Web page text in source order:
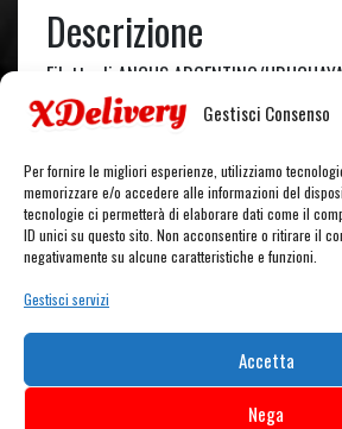
Gestisci Consenso
Per fornire le migliori esperienze, utilizziamo
memorizzare e/o accedere alle informazioni del
tecnologie ci permetterà di elaborare dati come il
ID unici su questo sito. Non acconsentire o ritirare il
negativamente su alcune caratteristiche e funzioni.
Gestisci servizi
Accetta
Nega
Descrizione
Filetto di ANGUS ARGENTINO/
1/2 kg alla brace. Accompagnato da
e salsa funny cream.
CARRELLO
Nessun prodotto nel